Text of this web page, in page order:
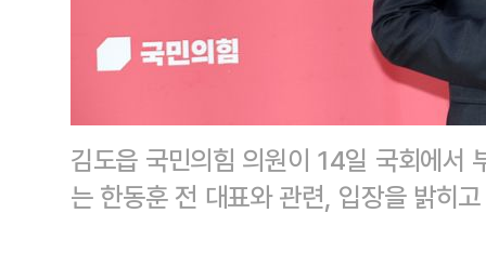
김도읍 국민의힘 의원이 14일 국회에서
는 한동훈 전 대표와 관련, 입장을 밝히